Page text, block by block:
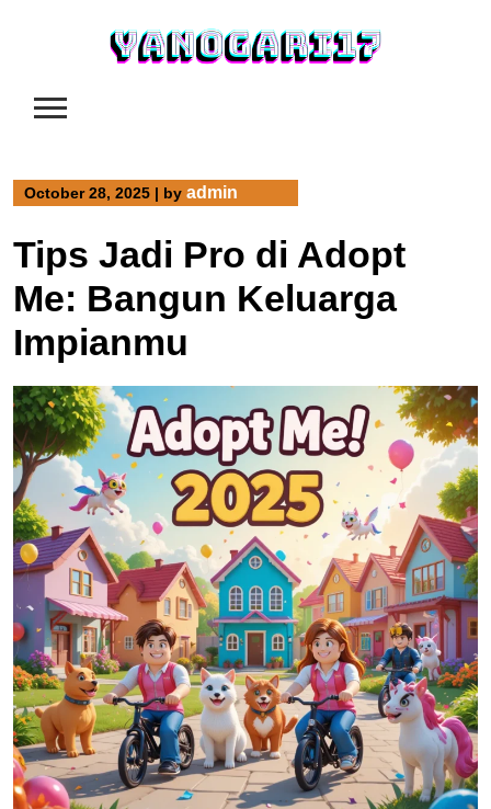
October 28, 2025 | by admin
Tips Jadi Pro di Adopt
Me: Bangun Keluarga
Impianmu